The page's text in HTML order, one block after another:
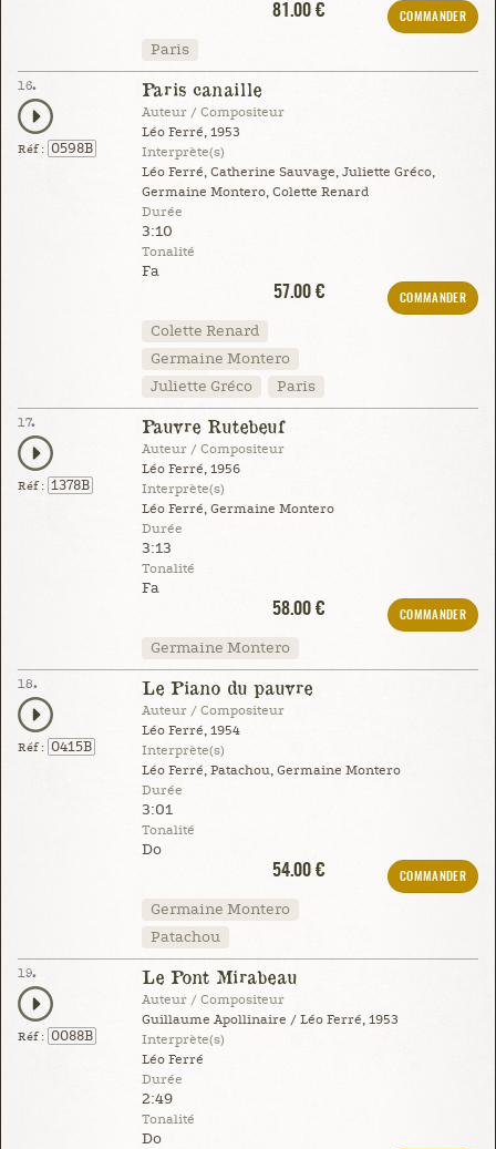
81.00 €
COMMANDER
Paris
16.
Réf : 0598B
Paris canaille
Auteur / Compositeur
Léo Ferré, 1953
Interprète(s)
Léo Ferré, Catherine Sauvage, Juliette Gréco,
Germaine Montero, Colette Renard
Durée
3:10
Tonalité
Fa
57.00 €
COMMANDER
Colette Renard
Germaine Montero
Juliette Gréco
Paris
17.
Réf : 1378B
Pauvre Rutebeuf
Auteur / Compositeur
Léo Ferré, 1956
Interprète(s)
Léo Ferré, Germaine Montero
Durée
3:13
Tonalité
Fa
58.00 €
COMMANDER
Germaine Montero
18.
Réf : 0415B
Le Piano du pauvre
Auteur / Compositeur
Léo Ferré, 1954
Interprète(s)
Léo Ferré, Patachou, Germaine Montero
Durée
3:01
Tonalité
Do
54.00 €
COMMANDER
Germaine Montero
Patachou
19.
Réf : 0088B
Le Pont Mirabeau
Auteur / Compositeur
Guillaume Apollinaire / Léo Ferré, 1953
Interprète(s)
Léo Ferré
Durée
2:49
Tonalité
Do